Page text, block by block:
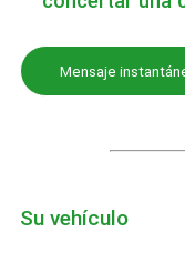
Mensaje
Su vehículo